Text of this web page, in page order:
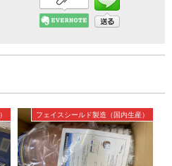
フェイスシールド製造（国内生産）